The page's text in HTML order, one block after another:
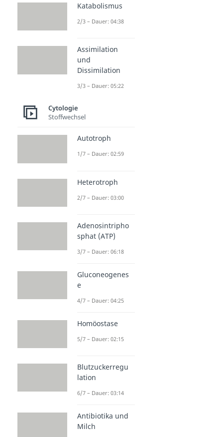
Katabolismus
2/3 – Dauer: 04:38
Assimilation
und
Dissimilation
3/3 – Dauer: 05:22
Cytologie
Stoffwechsel
Autotroph
1/7 – Dauer: 02:59
Heterotroph
2/7 – Dauer: 03:00
Adenosintripho
sphat (ATP)
3/7 – Dauer: 06:18
Gluconeogenes
e
4/7 – Dauer: 04:25
Homöostase
5/7 – Dauer: 02:15
Blutzuckerregu
lation
6/7 – Dauer: 03:14
Antibiotika und
Milch